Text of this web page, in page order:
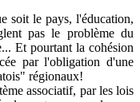
soit le pays, l'éducation,
pas le problème du
Et pourtant la cohésion
par l'obligation d'une
régionaux!
associatif, par les lois